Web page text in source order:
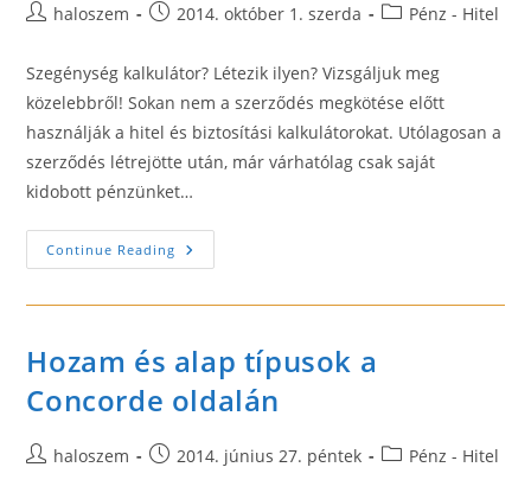
Posthaloszem
Post2014. október 1. szerda
PostPénz - Hitel
Szegénység kalkulátor? Létezik ilyen? Vizsgáljuk meg
közelebbről! Sokan nem a szerződés megkötése előtt
használják a hitel és biztosítási kalkulátorokat. Utólagosan a
szerződés létrejötte után, már várhatólag csak saját
kidobott pénzünket…
Continue Reading Hogyan
Hat
Emberre
Milyen
Szintjei
Vannak?
Hozam és alap típusok a
Concorde oldalán
Posthaloszem
Post2014. június 27. péntek
PostPénz - Hitel